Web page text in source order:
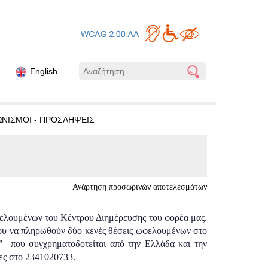
English
- ΠΡΟΣΛΗΨΕΙΣ
Ανάρτηση προσωρινών αποτελεσμάτων
του Κέντρου Διημέρευσης του φορέα μας.
να πληρωθούν δύο κενές θέσεις ωφελουμένων στο
συγχρηματοδοτείται από την Ελλάδα και την
στο 2341020733.